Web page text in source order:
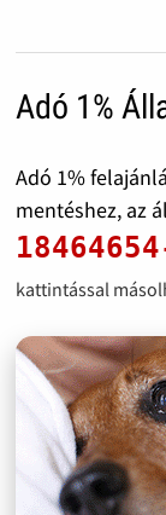
Adó 1%
Adó 1%
mentéshez, az
kattintással